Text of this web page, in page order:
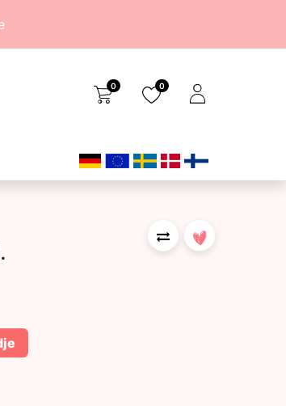
0 0